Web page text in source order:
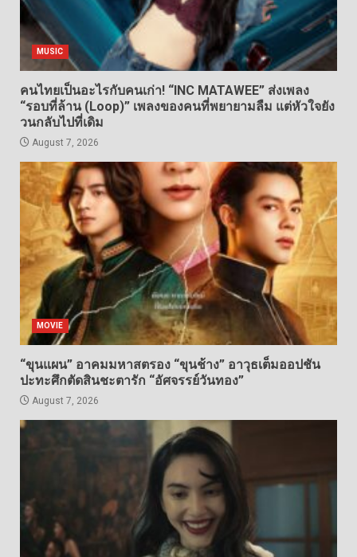
MUSIC
คนไทยเป็นอะไรกับคนเก่า! “INC MATAWEE” ส่งเพลง
“รอบที่ล้าน (Loop)” เพลงของคนที่พยายามลืม แต่หัวใจยัง
วนกลับไปที่เดิม
August 7, 2026
MOVIE
“ขุนแผน” อาคมมหาสตรอง “ขุนช้าง” อาวุธเต็มออปชัน
ปะทะศึกตัดสินชะตารัก “อัศจรรย์วันทอง”
August 7, 2026